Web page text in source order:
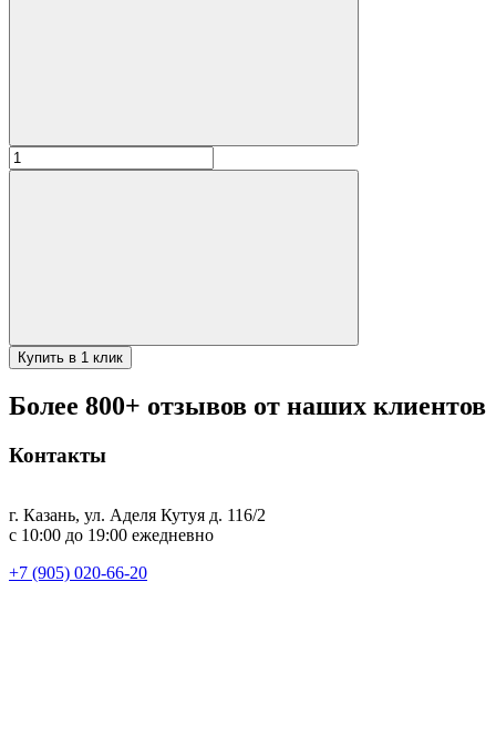
Количество
товара
Купить в 1 клик
Более 800+ отзывов от наших клиентов
Контакты
г. Казань, ул. Аделя Кутуя д. 116/2
с 10:00 до 19:00 ежедневно
+7 (905) 020-66-20